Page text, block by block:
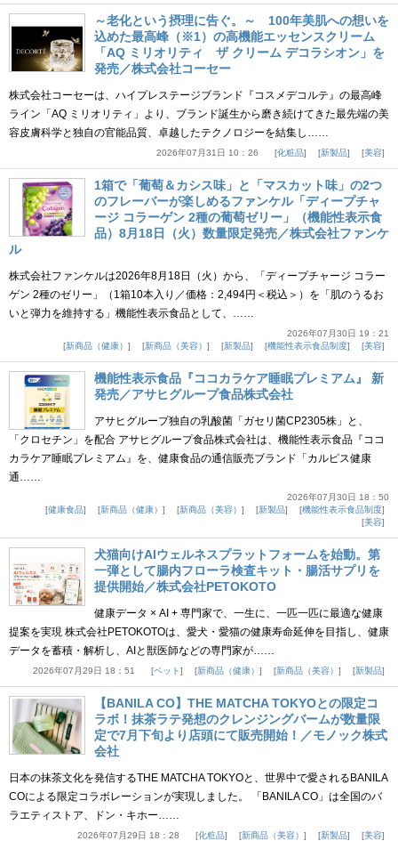
～老化という摂理に告ぐ。～ 100年美肌への想いを
込めた最高峰（※1）の高機能エッセンスクリーム
「AQ ミリオリティ ザ クリーム デコラシオン」を
発売／株式会社コーセー
株式会社コーセーは、ハイプレステージブランド『コスメデコルテ』の最高峰
ライン「AQ ミリオリティ」より、ブランド誕生から磨き続けてきた最先端の美
容皮膚科学と独自の官能品質、卓越したテクノロジーを結集し……
2026年07月31日 10：26 化粧品 新製品 美容
1箱で「葡萄＆カシス味」と「マスカット味」の2つ
のフレーバーが楽しめるファンケル「ディープチャ
ージ コラーゲン 2種の葡萄ゼリー」（機能性表示食
品）8月18日（火）数量限定発売／株式会社ファンケ
ル
株式会社ファンケルは2026年8月18日（火）から、「ディープチャージ コラー
ゲン 2種のゼリー」（1箱10本入り／価格：2,494円＜税込＞）を「肌のうるお
いと弾力を維持する」機能性表示食品として、……
2026年07月30日 19：21
新商品（健康）
新商品（美容） 新製品 機能性表示食品制度 美容
機能性表示食品『ココカラケア睡眠プレミアム』 新
発売／アサヒグループ食品株式会社
アサヒグループ独自の乳酸菌「ガセリ菌CP2305株」と、
「クロセチン」を配合 アサヒグループ食品株式会社は、機能性表示食品『ココ
カラケア睡眠プレミアム』を、健康食品の通信販売ブランド「カルピス健康
通……
2026年07月30日 18：50
健康食品
新商品（健康） 新商品（美容） 新製品
機能性表示食品制度
美容
犬猫向けAIウェルネスプラットフォームを始動。第
一弾として腸内フローラ検査キット・腸活サプリを
提供開始／株式会社PETOKOTO
健康データ × AI + 専門家で、一生に、一匹一匹に最適な健康
提案を実現 株式会社PETOKOTOは、愛犬・愛猫の健康寿命延伸を目指し、健康
データを蓄積・解析し、AIと獣医師などの専門家が……
2026年07月29日 18：51 ペット 新商品（健康） 新商品（美容） 新製品
【BANILA CO】THE MATCHA TOKYOとの限定コ
ラボ！抹茶ラテ発想のクレンジングバームが数量限
定で7月下旬より店頭にて販売開始！／モノック株式
会社
日本の抹茶文化を発信するTHE MATCHA TOKYOと、世界中で愛されるBANILA
COによる限定コラボレーションが実現しました。 「BANILA CO」は全国のバ
ラエティストア、ドン・キホー……
2026年07月29日 18：28 化粧品 新商品（美容） 新製品 美容